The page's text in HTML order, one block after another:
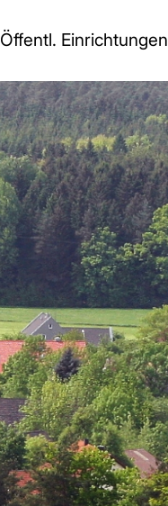
Öffentl. Einrichtungen